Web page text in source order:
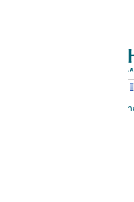
Retour au portail